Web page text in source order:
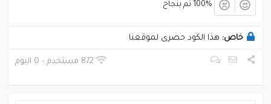
100% تم بنجاح
خاص: هذا الكود حصرى لموقعنا
872 مستخدم - 0 اليوم